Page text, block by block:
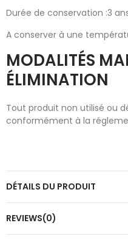
Durée de conservation :3
A conserver à une
MODALITÉS
ÉLIMINATION
Tout produit non utilisé ou
conformément à la
DÉTAILS DU PRODUIT
REVIEWS(0)